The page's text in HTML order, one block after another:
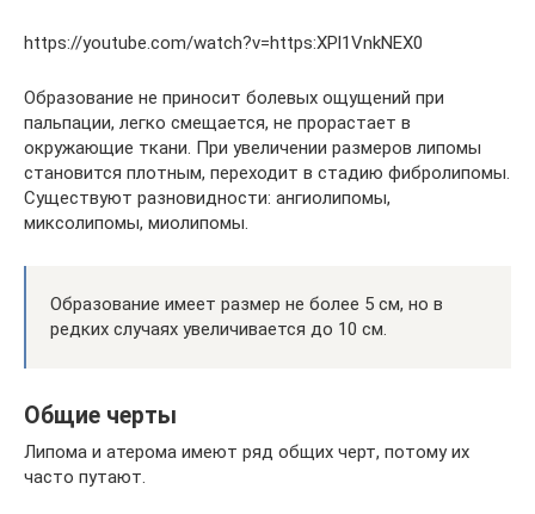
https://youtube.com/watch?v=https:XPl1VnkNEX0
Образование не приносит болевых ощущений при
пальпации, легко смещается, не прорастает в
окружающие ткани. При увеличении размеров липомы
становится плотным, переходит в стадию фибролипомы.
Существуют разновидности: ангиолипомы,
миксолипомы, миолипомы.
Образование имеет размер не более 5 см, но в
редких случаях увеличивается до 10 см.
Общие черты
Липома и атерома имеют ряд общих черт, потому их
часто путают.